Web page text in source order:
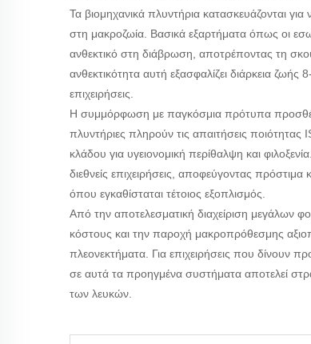
Τα βιομηχανικά πλυντήρια κατασκευάζονται
στη μακροζωία. Βασικά εξαρτήματα όπως οι
ανθεκτικό στη διάβρωση, αποτρέποντας τη
ανθεκτικότητα αυτή εξασφαλίζει διάρκεια
επιχειρήσεις.
Η συμμόρφωση με παγκόσμια πρότυπα
πλυντήριες πληρούν τις απαιτήσεις ποιότητας
κλάδου για υγειονομική περίθαλψη και
διεθνείς επιχειρήσεις, αποφεύγοντας
όπου εγκαθίσταται τέτοιος εξοπλισμός.
Από την αποτελεσματική διαχείριση μεγάλων
κόστους και την παροχή μακροπρόθεσμης
πλεονεκτήματα. Για επιχειρήσεις που δίνουν
σε αυτά τα προηγμένα συστήματα αποτελεί
των λευκών.